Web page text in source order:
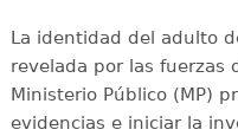
La identidad del adulto
revelada por las fuerzas
Ministerio Público (MP)
evidencias e iniciar la